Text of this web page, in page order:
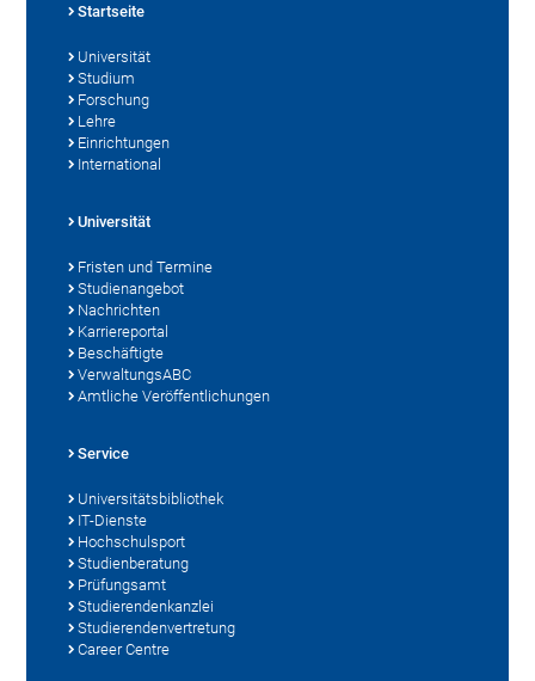
Startseite
Universität
Studium
Forschung
Lehre
Einrichtungen
International
Universität
Fristen und Termine
Studienangebot
Nachrichten
Karriereportal
Beschäftigte
VerwaltungsABC
Amtliche Veröffentlichungen
Service
Universitätsbibliothek
IT-Dienste
Hochschulsport
Studienberatung
Prüfungsamt
Studierendenkanzlei
Studierendenvertretung
Career Centre